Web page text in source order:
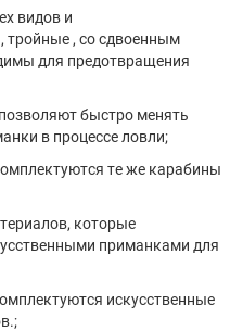
видов и
тройные , со сдвоенным
для предотвращения
быстро менять
в процессе ловли;
те же карабины
которые
приманками для
искусственные